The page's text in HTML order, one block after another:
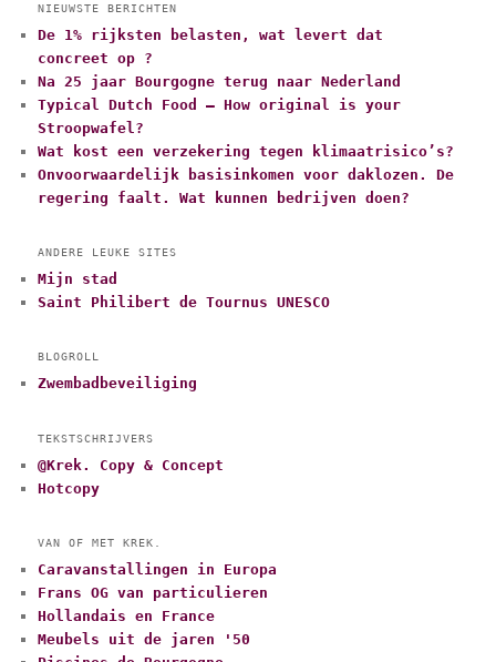
NIEUWSTE BERICHTEN
De 1% rijksten belasten, wat levert dat
concreet op ?
Na 25 jaar Bourgogne terug naar Nederland
Typical Dutch Food – How original is your
Stroopwafel?
Wat kost een verzekering tegen klimaatrisico’s?
Onvoorwaardelijk basisinkomen voor daklozen. De
regering faalt. Wat kunnen bedrijven doen?
ANDERE LEUKE SITES
Mijn stad
Saint Philibert de Tournus UNESCO
BLOGROLL
Zwembadbeveiliging
TEKSTSCHRIJVERS
@Krek. Copy & Concept
Hotcopy
VAN OF MET KREK.
Caravanstallingen in Europa
Frans OG van particulieren
Hollandais en France
Meubels uit de jaren '50